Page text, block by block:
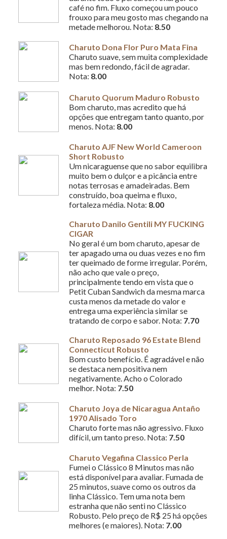
café no fim. Fluxo começou um pouco
frouxo para meu gosto mas chegando na
metade melhorou. Nota: 8.50
Charuto Dona Flor Puro Mata Fina
Charuto suave, sem muita complexidade
mas bem redondo, fácil de agradar.
Nota: 8.00
Charuto Quorum Maduro Robusto
Bom charuto, mas acredito que há
opções que entregam tanto quanto, por
menos. Nota: 8.00
Charuto AJF New World Cameroon
Short Robusto
Um nicaraguense que no sabor equilibra
muito bem o dulçor e a picância entre
notas terrosas e amadeiradas. Bem
construído, boa queima e fluxo,
fortaleza média. Nota: 8.00
Charuto Danilo Gentili MY FUCKING
CIGAR
No geral é um bom charuto, apesar de
ter apagado uma ou duas vezes e no fim
ter queimado de forme irregular. Porém,
não acho que vale o preço,
principalmente tendo em vista que o
Petit Cuban Sandwich da mesma marca
custa menos da metade do valor e
entrega uma experiência similar se
tratando de corpo e sabor. Nota: 7.70
Charuto Reposado 96 Estate Blend
Connecticut Robusto
Bom custo benefício. É agradável e não
se destaca nem positiva nem
negativamente. Acho o Colorado
melhor. Nota: 7.50
Charuto Joya de Nicaragua Antaño
1970 Alisado Toro
Charuto forte mas não agressivo. Fluxo
difícil, um tanto preso. Nota: 7.50
Charuto Vegafina Classico Perla
Fumei o Clássico 8 Minutos mas não
está disponível para avaliar. Fumada de
25 minutos, suave como os outros da
linha Clássico. Tem uma nota bem
estranha que não senti no Clássico
Robusto. Pelo preço de R$ 25 há opções
melhores (e maiores). Nota: 7.00